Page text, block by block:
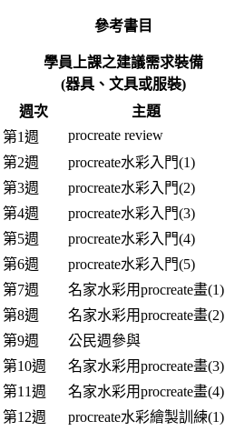
參考書目
學員上課之建議需求裝備
(器具、文具或服裝)
週次 主題
第1週
procreate review
第2週
procreate水彩入門(1)
第3週
procreate水彩入門(2)
第4週
procreate水彩入門(3)
第5週
procreate水彩入門(4)
第6週
procreate水彩入門(5)
第7週
名家水彩用procreate畫(1)
第8週
名家水彩用procreate畫(2)
第9週
公民週參與
第10週
名家水彩用procreate畫(3)
第11週
名家水彩用procreate畫(4)
第12週
procreate水彩繪製訓練(1)